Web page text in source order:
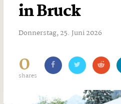
in Bruck
Donnerstag, 25. Juni 2026
0
shares